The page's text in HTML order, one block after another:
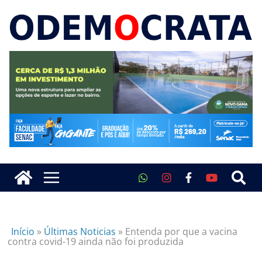
Início » Últimas Noticias » Entenda por que a vacina
contra covid-19 ainda não foi produzida